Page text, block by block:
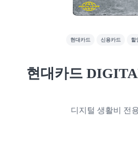
현대카드 신용카드 할
현대카드
디지털 생활비 전